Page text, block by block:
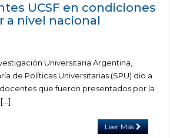
UCSF en condiciones
a nivel nacional
Universitaria Argentina,
de Políticas Universitarias (SPU) dio a
que fueron presentados por la
Leer Más